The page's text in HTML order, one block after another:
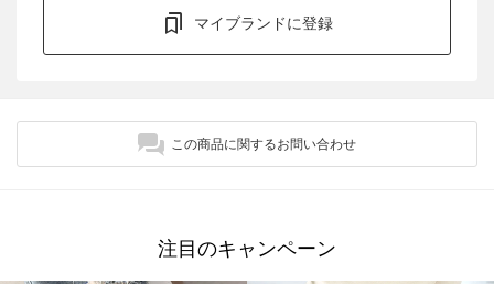
マイブランドに登録
この商品に関するお問い合わせ
注目のキャンペーン